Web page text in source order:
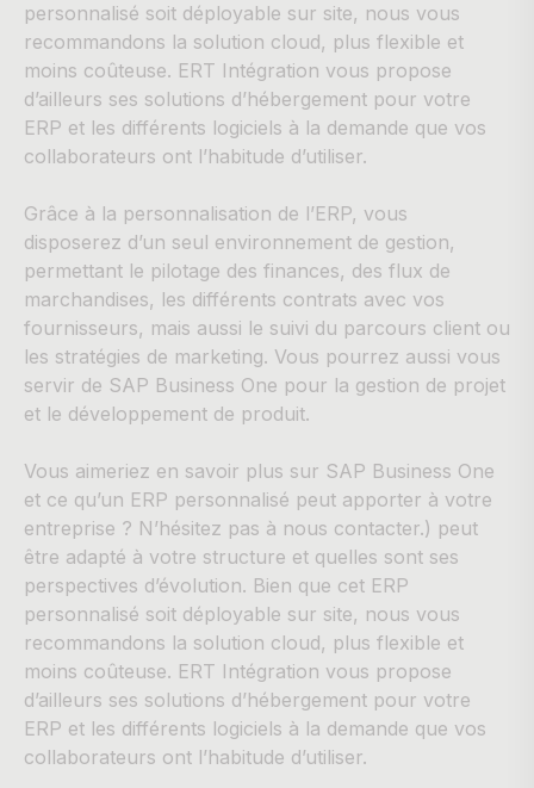
personnalisé soit déployable sur site, nous vous
recommandons la solution cloud, plus flexible et
moins coûteuse. ERT Intégration vous propose
d’ailleurs ses solutions d’hébergement pour votre
ERP et les différents logiciels à la demande que vos
collaborateurs ont l’habitude d’utiliser.
Grâce à la personnalisation de l’ERP, vous
disposerez d’un seul environnement de gestion,
permettant le pilotage des finances, des flux de
marchandises, les différents contrats avec vos
fournisseurs, mais aussi le suivi du parcours client ou
les stratégies de marketing. Vous pourrez aussi vous
servir de SAP Business One pour la gestion de projet
et le développement de produit.
Vous aimeriez en savoir plus sur SAP Business One
et ce qu’un ERP personnalisé peut apporter à votre
entreprise ? N’hésitez pas à nous contacter.) peut
être adapté à votre structure et quelles sont ses
perspectives d’évolution. Bien que cet ERP
personnalisé soit déployable sur site, nous vous
recommandons la solution cloud, plus flexible et
moins coûteuse. ERT Intégration vous propose
d’ailleurs ses solutions d’hébergement pour votre
ERP et les différents logiciels à la demande que vos
collaborateurs ont l’habitude d’utiliser.